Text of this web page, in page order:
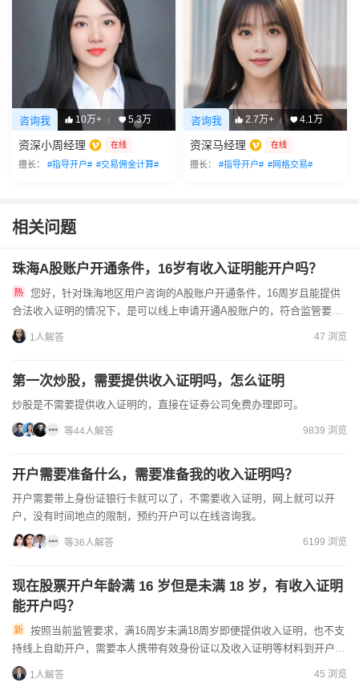
咨询我 10万+ | 5.3万
资深小周经理 在线
擅长： #指导开户# #交易佣金计算#
咨询我 2.7万+ | 4.1万
资深马经理 在线
擅长： #指导开户# #网格交易#
相关问题
珠海A股账户开通条件，16岁有收入证明能开户吗？
合法收入证明的情况下，是可以线上申请开通A股账户的，符合监管要求
的自主民事行为能力认定标准。办理前要注意，16-18周岁属...
1人解答 47 浏览
第一次炒股，需要提供收入证明吗，怎么证明
炒股是不需要提供收入证明的，直接在证券公司免费办理即可。
等44人解答 9839 浏览
开户需要准备什么，需要准备我的收入证明吗？
开户需要带上身份证银行卡就可以了，不需要收入证明，网上就可以开
户，没有时间地点的限制，预约开户可以在线咨询我。
等36人解答 6199 浏览
现在股票开户年龄满 16 岁但是未满 18 岁，有收入证明
能开户吗？
持线上自助开户，需要本人携带有效身份证以及收入证明等材料到开户券
商的线下营业部现场申请办理，最终是否能开通以券商审核结果...
1人解答 45 浏览